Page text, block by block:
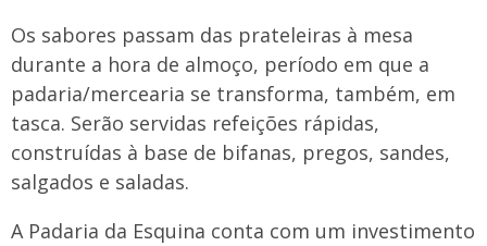
Os sabores passam das prateleiras à mesa
durante a hora de almoço, período em que a
padaria/mercearia se transforma, também, em
tasca. Serão servidas refeições rápidas,
construídas à base de bifanas, pregos, sandes,
salgados e saladas.
A Padaria da Esquina conta com um investimento